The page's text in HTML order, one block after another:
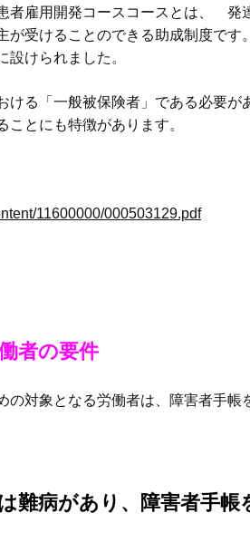
者雇用開発コースコースとは、 発
が受けることのできる助成制度で
設けられました。
ける「一般被保険者」である必要
ことにも特徴があります。
11600000/000503129.pdf
者の要件
の対象となる労働者は、障害者手帳
難病があり、障害者手